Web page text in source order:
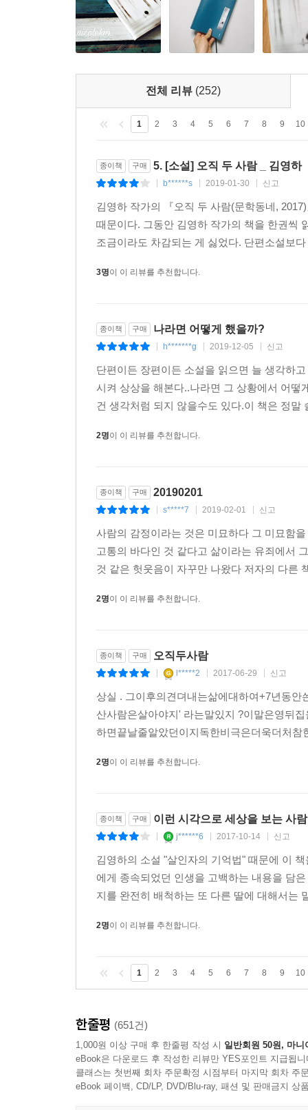
지적인 즐거움과 인간에 대한 통찰을 한껏 맛볼
보여주는 작품, 현실 밀착적인 정공법이 돋보이는
“읽을 땐 그럭저럭 읽히는데 덮고 나니 다음이
일이야”(「옥수수와 나」)라는 작중인물의 말은
향한 시선을 달리해볼 수 있을 것이다. 과연 우리
전체 리뷰 (252)
1 2 3 4 5 6 7 8 9 10
종이책 구매 5. [소설] 오직 두 사람 _ 김영하
b******s 2019-01-30 신고
김영하 작가의 『오직 두 사람(문학동네,
때문이다. 그동안 김영하 작가의 책을 한권씩
조금이라도 차감되는 게 싫었다. 단편소설보
3명이 이 리뷰를 추천합니다.
종이책 구매 나라면 어떻게 했을까?
h*******g 2019-12-05 신고
단편이든 장편이든 소설을 읽으면 늘 생각하
시켜 상상을 해본다..나라면 그 상황에서 어떻
건 생각처럼 되지 않을수도 있다.이 책은 정
2명이 이 리뷰를 추천합니다.
종이책 구매 20190201
s*****7 2019-02-01 신고
사람의 감정이라는 것은 미묘하다 그 미묘함
고통의 바다인 것 같다고 삶이라는 유죄에서
것 같은 헛웃음이 자꾸만 나왔다 저자의 다른
2명이 이 리뷰를 추천합니다.
종이책 구매 오직두사람
l*****2 2017-06-29 신고
상실 . 그이후의견뎌내는삶에대하여+7년동
산사람은살아야지' 라는말있지 ?이말은영뒤
하면끝날줄알았던이지독한비극은더욱더처
2명이 이 리뷰를 추천합니다.
종이책 구매 이런 시각으로 세상을 보는 사
j******6 2017-10-14 신고
김영하의 소설 "살인자의 기억법" 때문에 이
에게 종속되었던 인생을 고백하는 내용을 담
지를 완전히 배척하는 또 다른 딸에 대해서는
2명이 이 리뷰를 추천합니다.
1 2 3 4 5 6 7 8 9 10
한줄평 (651건)
1,000원 이상 구매 후 한줄평 작성 시 일반회원 50원, 마니
eBook은 다운로드 후 작성한 리뷰만 YES포인트 지급됩니
클래스는 첫번째 회차 주문확정 시점부터 마지막 회차 주
eBook 페이백, CD/LP, DVD/Blu-ray, 패션 및 판매금지 상